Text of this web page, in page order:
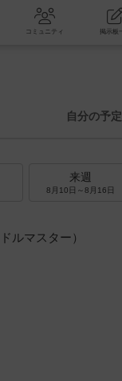
ボードゲーム会 コミュニティ
自分の予定
来週
8月10日～8月16日
ルマスター）